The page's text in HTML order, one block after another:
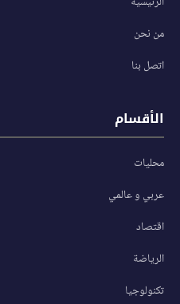
من نحن
اتصل بنا
الأقسام
محليات
عربي و عالمي
اقتصاد
الرياضة
تكنولوجيا